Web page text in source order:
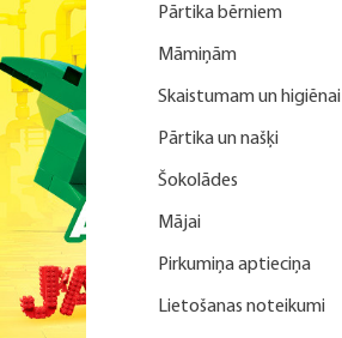
Pārtika bērniem
Māmiņām
Skaistumam un higiēnai
Pārtika un našķi
Šokolādes
Mājai
Pirkumiņa aptieciņa
Lietošanas noteikumi